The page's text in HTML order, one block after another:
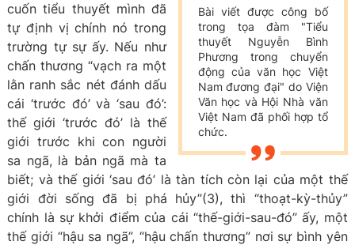
Bài viết được công bố
trong tọa đàm "Tiểu
thuyết Nguyễn Bình
Phương trong chuyển
động của văn học Việt
Nam đương đại" do Viện
Văn học và Hội Nhà văn
Việt Nam đã phối hợp tổ
chức.
cuốn tiểu thuyết mình đã
tự định vị chính nó trong
trường tự sự ấy. Nếu như
chấn thương “vạch ra một
lằn ranh sắc nét đánh dấu
cái ‘trước đó’ và ‘sau đó’:
thế giới ‘trước đó’ là thế
giới trước khi con người
sa ngã, là bản ngã mà ta
biết; và thế giới ‘sau đó’ là tàn tích còn lại của một thế
giới đời sống đã bị phá hủy”(3), thì “thoạt-kỳ-thủy”
chính là sự khởi điểm của cái “thế-giới-sau-đó” ấy, một
thế giới “hậu sa ngã”, “hậu chấn thương” nơi sự bình yên